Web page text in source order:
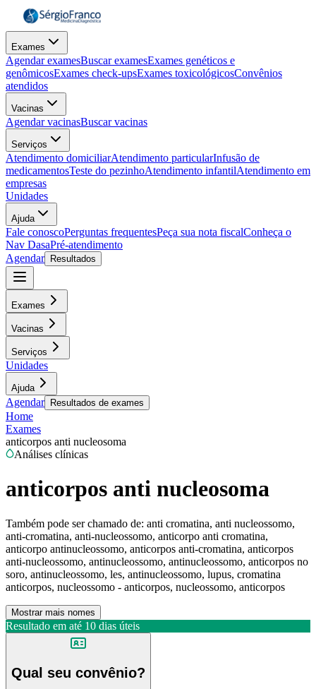
Exames
Agendar examesBuscar examesExames genéticos e
genômicosExames check-upsExames toxicológicosConvênios
atendidos
Vacinas
Agendar vacinasBuscar vacinas
Serviços
Atendimento domiciliarAtendimento particularInfusão de
medicamentosTeste do pezinhoAtendimento infantilAtendimento em
empresas
Unidades
Ajuda
Fale conoscoPerguntas frequentesPeça sua nota fiscalConheça o
Nav DasaPré-atendimento
Agendar
Resultados
Exames
Vacinas
Serviços
Unidades
Ajuda
Agendar Resultados de exames
Home
Exames
anticorpos anti nucleosoma
Análises clínicas
anticorpos anti nucleosoma
Também pode ser chamado de: anti cromatina, anti nucleossomo,
anti-cromatina, anti-nucleossomo, anticorpo anti cromatina,
anticorpo antinucleossomo, anticorpos anti-cromatina, anticorpos
anti-nucleossomo, antinucleossomo, antinucleossomo, anticorpos no
soro, antinucleossomo, les, antinucleossomo, lupus, cromatina
anticorpos, nucleossomo - anticorpos, nucleossomo, anticorpos
Mostrar mais nomes
Resultado em até 10 dias úteis
Qual seu convênio?